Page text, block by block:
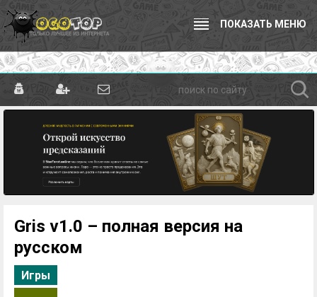
ПОКАЗАТЬ МЕНЮ
Gris v1.0 – полная версия на
русском
Игры